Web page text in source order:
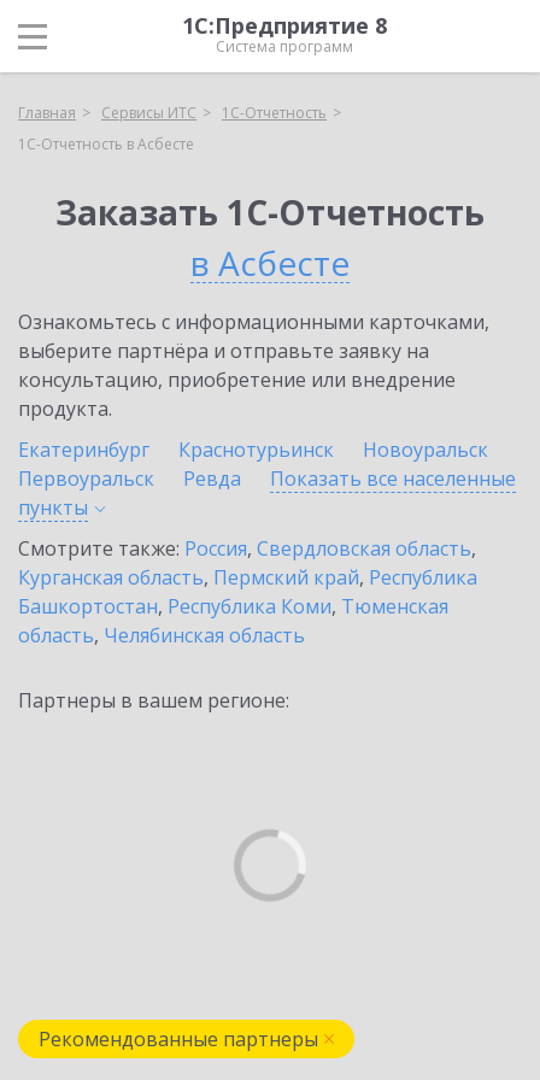
1С:Предприятие 8
Система программ
Главная Сервисы ИТС
1С-Отчетность
1С-Отчетность в Асбесте
Заказать 1С-Отчетность
в Асбесте
Ознакомьтесь с информационными карточками,
выберите партнёра и отправьте заявку на
консультацию, приобретение или внедрение
продукта.
Екатеринбург
Краснотурьинск
Новоуральск
Первоуральск
Ревда
Показать все населенные
пункты
Смотрите также: Россия, Свердловская область,
Курганская область, Пермский край, Республика
Башкортостан, Республика Коми, Тюменская
область, Челябинская область
Партнеры в вашем регионе:
Рекомендованные партнеры